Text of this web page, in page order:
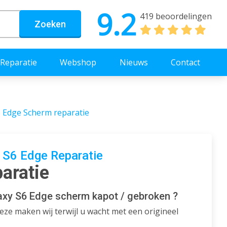
Zoeken 9.2 419 beoordelingen
Webshop Nieuws Contact
Edge Scherm reparatie
Edge Reparatie
S6 Edge scherm kapot / gebroken ?
maken wij terwijl u wacht met een origineel